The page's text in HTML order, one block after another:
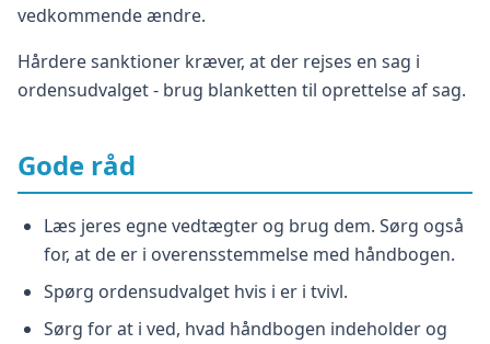
vedkommende ændre.
Hårdere sanktioner kræver, at der rejses en sag i
ordensudvalget - brug blanketten til oprettelse af sag.
Gode råd
Læs jeres egne vedtægter og brug dem. Sørg også
for, at de er i overensstemmelse med håndbogen.
Spørg ordensudvalget hvis i er i tvivl.
Sørg for at i ved, hvad håndbogen indeholder og